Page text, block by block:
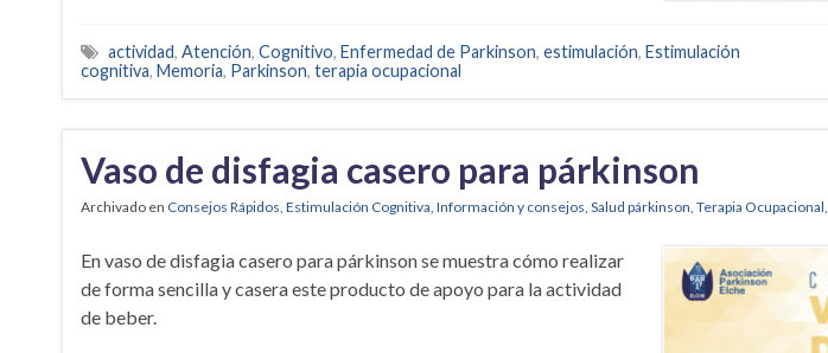
actividad, Atención, Cognitivo, Enfermedad de Parkinson, estimulación, Estimulación
cognitiva, Memoria, Parkinson, terapia ocupacional
Vaso de disfagia casero para párkinson
Archivado en Consejos Rápidos, Estimulación Cognitiva, Información y consejos, Salud párkinson, Terapia Ocupacional,
En vaso de disfagia casero para párkinson se muestra cómo realizar
de forma sencilla y casera este producto de apoyo para la actividad
de beber.